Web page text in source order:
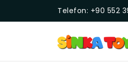
Telefon: +90 552